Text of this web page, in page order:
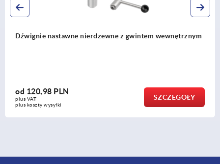
Dźwignie zaciskowe DIN 99
od
plus koszty wysyłki